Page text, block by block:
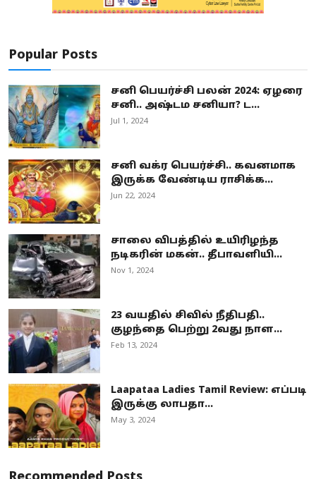
Popular Posts
சனி பெயர்ச்சி பலன் 2024: ஏழரை
சனி.. அஷ்டம சனியா? ட...
Jul 1, 2024
சனி வக்ர பெயர்ச்சி.. கவனமாக
இருக்க வேண்டிய ராசிக்க...
Jun 22, 2024
சாலை விபத்தில் உயிரிழந்த
நடிகரின் மகன்.. தீபாவளியி...
Nov 1, 2024
23 வயதில் சிவில் நீதிபதி..
குழந்தை பெற்று 2வது நாள...
Feb 13, 2024
Laapataa Ladies Tamil Review: எப்படி
இருக்கு லாபதா...
May 3, 2024